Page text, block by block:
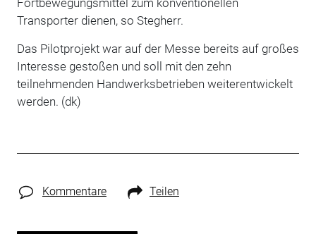
Transporter dienen, so Stegherr.
Das Pilotprojekt war auf der Messe bereits auf großes
Interesse gestoßen und soll mit den zehn
teilnehmenden Handwerksbetrieben weiterentwickelt
werden. (dk)
Kommentare Teilen